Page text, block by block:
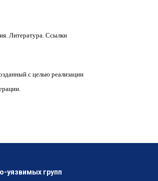
Литература. Ссылки
с целью реализации
уязвимых групп